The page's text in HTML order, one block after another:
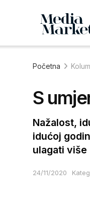
Početna
S
Nažalost,
idućoj
ulagati više
24/11/2020